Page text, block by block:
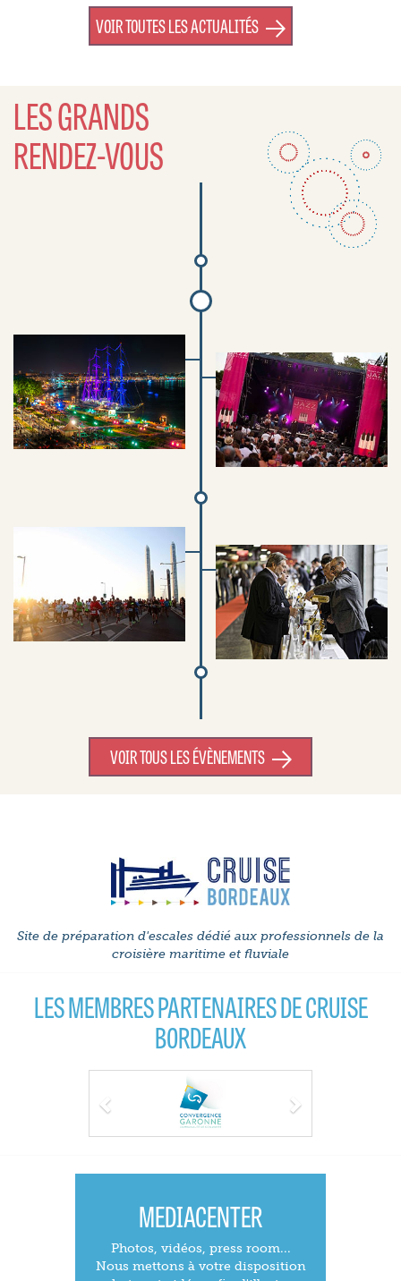
VOIR TOUTES LES ACTUALITÉS
LES GRANDS
RENDEZ-VOUS
VOIR TOUS LES ÉVÈNEMENTS
Site de préparation d'escales dédié aux professionnels de la
croisière maritime et fluviale
LES MEMBRES PARTENAIRES DE CRUISE
BORDEAUX
MEDIACENTER
Photos, vidéos, press room...
Nous mettons à votre disposition